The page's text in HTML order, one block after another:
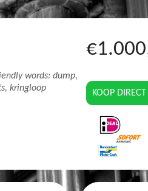
words: dump,
kringloop
KOOP